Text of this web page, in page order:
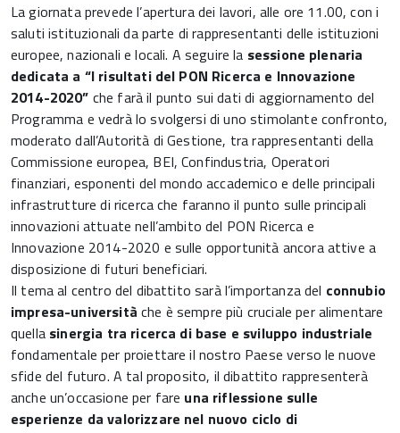
La giornata prevede l’apertura dei lavori, alle ore 11.00, con i
saluti istituzionali da parte di rappresentanti delle istituzioni
europee, nazionali e locali. A seguire la sessione plenaria
dedicata a “I risultati del PON Ricerca e Innovazione
2014-2020” che farà il punto sui dati di aggiornamento del
Programma e vedrà lo svolgersi di uno stimolante confronto,
moderato dall’Autorità di Gestione, tra rappresentanti della
Commissione europea, BEI, Confindustria, Operatori
finanziari, esponenti del mondo accademico e delle principali
infrastrutture di ricerca che faranno il punto sulle principali
innovazioni attuate nell’ambito del PON Ricerca e
Innovazione 2014-2020 e sulle opportunità ancora attive a
disposizione di futuri beneficiari.
Il tema al centro del dibattito sarà l’importanza del connubio
impresa-università che è sempre più cruciale per alimentare
quella sinergia tra ricerca di base e sviluppo industriale
fondamentale per proiettare il nostro Paese verso le nuove
sfide del futuro. A tal proposito, il dibattito rappresenterà
anche un’occasione per fare una riflessione sulle
esperienze da valorizzare nel nuovo ciclo di